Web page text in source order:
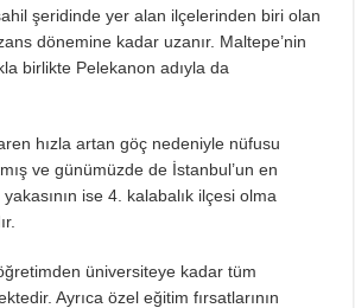
şeridinde yer alan ilçelerinden biri olan
dönemine kadar uzanır. Maltepe’nin
birlikte Pelekanon adıyla da
hızla artan göç nedeniyle nüfusu
ve günümüzde de İstanbul’un en
ise 4. kalabalık ilçesi olma
üniversiteye kadar tüm
Ayrıca özel eğitim fırsatlarının